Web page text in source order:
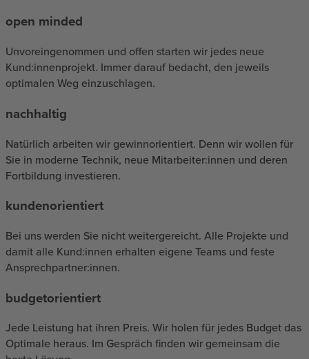
open minded
Unvoreingenommen und offen starten wir jedes neue
Kund:innenprojekt. Immer darauf bedacht, den jeweils
optimalen Weg einzuschlagen.
nachhaltig
Natürlich arbeiten wir gewinnorientiert. Denn wir wollen für
Sie in moderne Technik, neue Mitarbeiter:innen und deren
Fortbildung investieren.
kundenorientiert
Bei uns werden Sie nicht weitergereicht. Alle Projekte und
damit alle Kund:innen erhalten eigene Teams und feste
Ansprechpartner:innen.
budgetorientiert
Jede Leistung hat ihren Preis. Wir holen für jedes Budget das
Optimale heraus. Im Gespräch finden wir gemeinsam die